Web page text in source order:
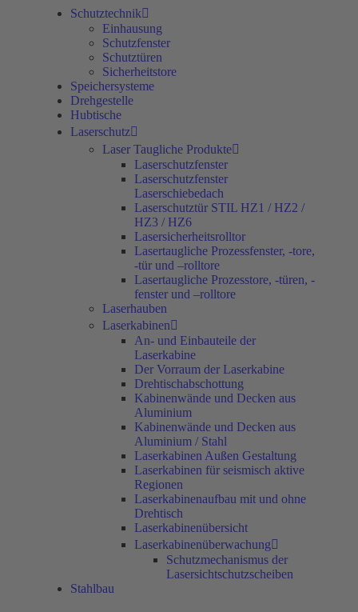
Schutztechnik
Einhausung
Schutzfenster
Schutztüren
Sicherheitstore
Speichersysteme
Drehgestelle
Hubtische
Laserschutz
Laser Taugliche Produkte
Laserschutzfenster
Laserschutzfenster
Laserschiebedach
Laserschutztür STIL HZ1 / HZ2 /
HZ3 / HZ6
Lasersicherheitsrolltor
Lasertaugliche Prozessfenster, -tore,
-tür und –rolltore
Lasertaugliche Prozesstore, -türen, -
fenster und –rolltore
Laserhauben
Laserkabinen
An- und Einbauteile der
Laserkabine
Der Vorraum der Laserkabine
Drehtischabschottung
Kabinenwände und Decken aus
Aluminium
Kabinenwände und Decken aus
Aluminium / Stahl
Laserkabinen Außen Gestaltung
Laserkabinen für seismisch aktive
Regionen
Laserkabinenaufbau mit und ohne
Drehtisch
Laserkabinenübersicht
Laserkabinenüberwachung
Schutzmechanismus der
Lasersichtschutzscheiben
Stahlbau